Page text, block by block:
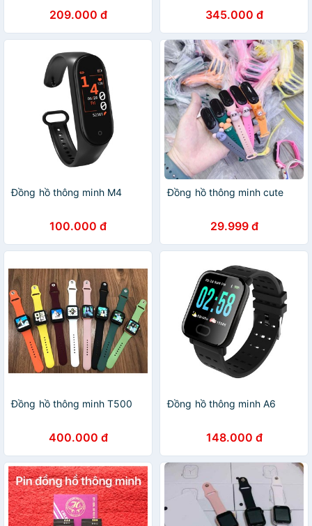
209.000 đ 345.000 đ
Đồng hồ thông minh M4
100.000 đ
Đồng hồ thông minh cute
29.999 đ
Đồng hồ thông minh T500
400.000 đ
Đồng hồ thông minh A6
148.000 đ